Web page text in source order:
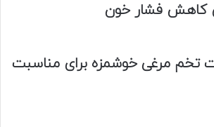
کاهش فشار خون
تخم مرغی خوشمزه برای مناسبت